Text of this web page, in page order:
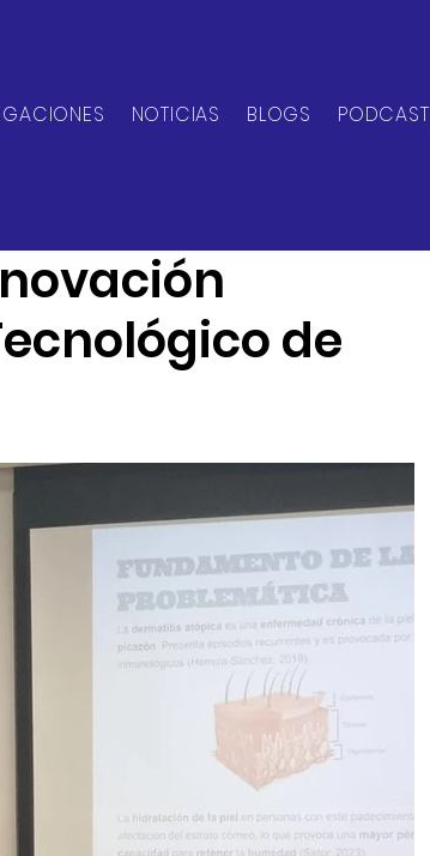
NOTICIAS BLOGS PODCAST
de